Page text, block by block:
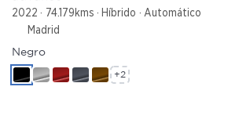
2022 74.179kms Híbrido
Automático
Madrid
Negro
+2